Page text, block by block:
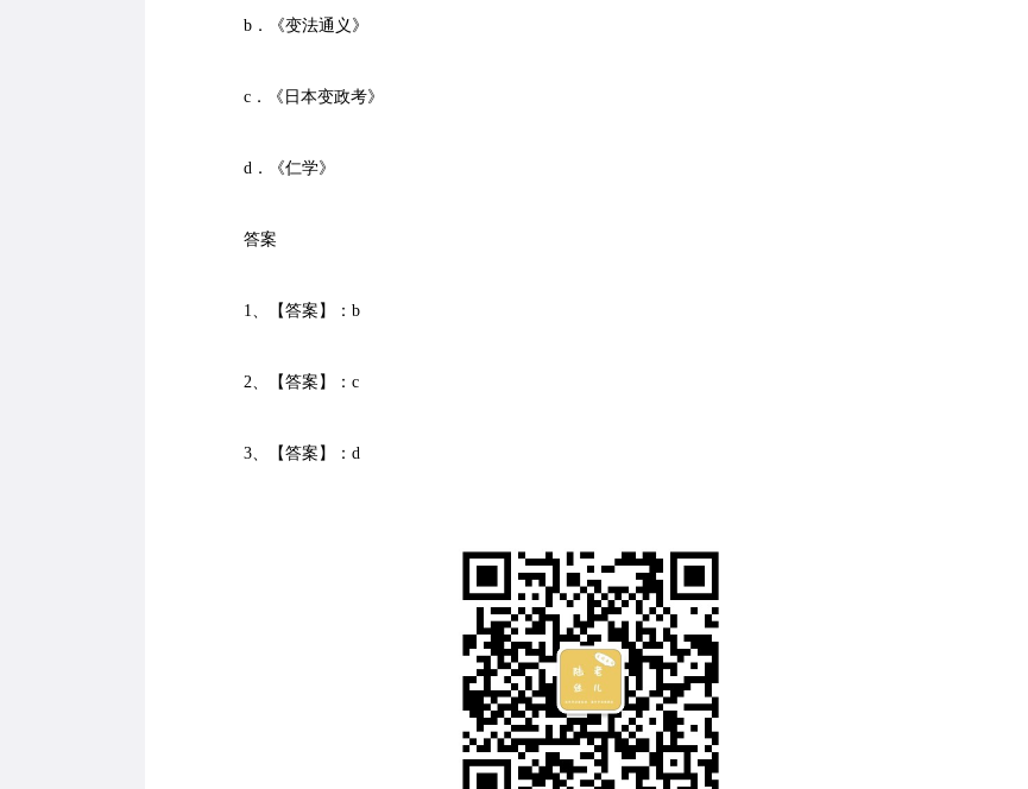
b．《变法通义》
c．《日本变政考》
d．《仁学》
答案
1、【答案】：b
2、【答案】：c
3、【答案】：d